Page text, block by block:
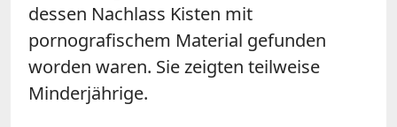
dessen Nachlass Kisten mit
pornografischem Material gefunden
worden waren. Sie zeigten teilweise
Minderjährige.